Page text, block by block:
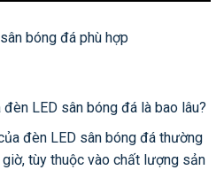
bóng đá phù hợp
LED sân bóng đá là bao lâu?
đèn LED sân bóng đá thường
tùy thuộc vào chất lượng sản